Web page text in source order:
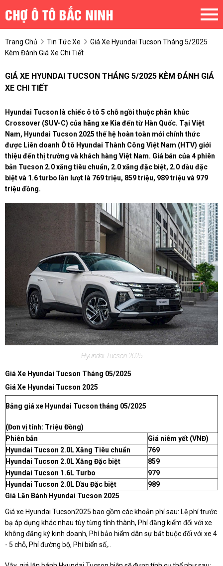
Trang Chủ Tin Tức Xe
Giá Xe Hyundai Tucson Tháng 5/2025
Kèm Đánh Giá Xe Chi Tiết
GIÁ XE HYUNDAI TUCSON THÁNG 5/2025 KÈM ĐÁNH GIÁ
XE CHI TIẾT
Hyundai Tucson là chiếc ô tô 5 chỗ ngồi thuộc phân khúc
Crossover (SUV-C) của hãng xe Kia đến từ Hàn Quốc. Tại Việt
Nam, Hyundai Tucson 2025 thế hệ hoàn toàn mới chính thức
được Liên doanh Ô tô Hyundai Thành Công Việt Nam (HTV) giới
thiệu đến thị trường và khách hàng Việt Nam. Giá bán của 4 phiên
bản Tucson 2.0 xăng tiêu chuẩn, 2.0 xăng đặc biệt, 2.0 dầu đặc
biệt và 1.6 turbo lần lượt là 769 triệu, 859 triệu, 989 triệu và 979
triệu đồng.
Hyundai Tucson 2025
Giá Xe Hyundai Tucson Tháng 05/2025
Giá Xe Hyundai Tucson 2025
Bảng giá xe Hyundai Tucson tháng 05/2025
(Đơn vị tính: Triệu Đồng)
Phiên bản
Giá niêm yết (VNĐ)
Hyundai Tucson 2.0L Xăng Tiêu chuẩn
769
Hyundai Tucson 2.0L Xăng Đặc biệt
859
Hyundai Tucson 1.6L Turbo
979
Hyundai Tucson 2.0L Dầu Đặc biệt
989
Giá Lăn Bánh Hyundai Tucson 2025
Giá xe Hyundai Tucson2025 bao gồm các khoản phí sau: Lệ phí trước
bạ áp dụng khác nhau tùy từng tỉnh thành, Phí đăng kiểm đối với xe
không đăng ký kinh doanh, Phí bảo hiểm dân sự bắt buộc đối với xe 4
- 5 chỗ, Phí đường bộ, Phí biển số,..